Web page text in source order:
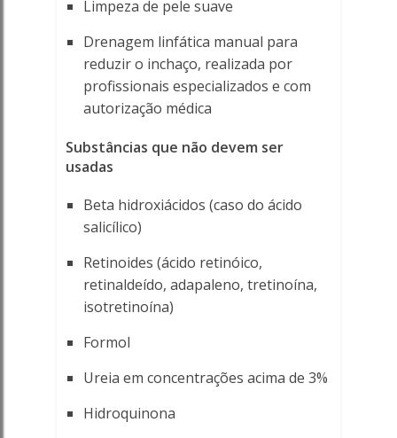
Limpeza de pele suave
Drenagem linfática manual para
reduzir o inchaço, realizada por
profissionais especializados e com
autorização médica
Substâncias que não devem ser
usadas
Beta hidroxiácidos (caso do ácido
salicílico)
Retinoides (ácido retinóico,
retinaldeído, adapaleno, tretinoína,
isotretinoína)
Formol
Ureia em concentrações acima de 3%
Hidroquinona